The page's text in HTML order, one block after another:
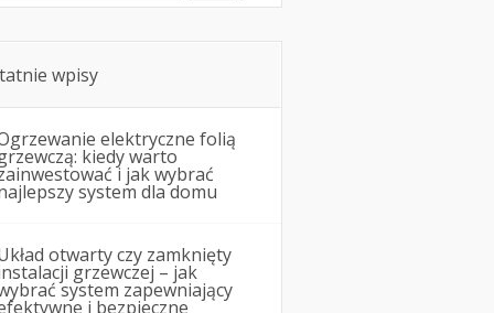
wpisy
elektryczne folią
kiedy warto
i jak wybrać
system dla domu
otwarty czy zamknięty
grzewczej – jak
system zapewniający
i bezpieczne